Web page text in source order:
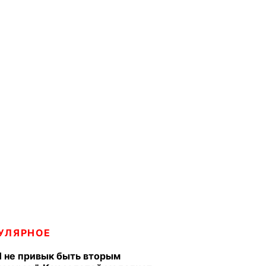
не привык быть вторым